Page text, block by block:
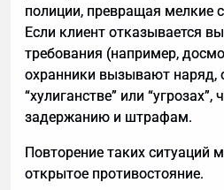
полиции, превращая мелкие
Если клиент отказывается
требования (например,
охранники вызывают наряд,
“хулиганстве” или “угрозах”,
задержанию и штрафам.
Повторение таких ситуаций
открытое противостояние.